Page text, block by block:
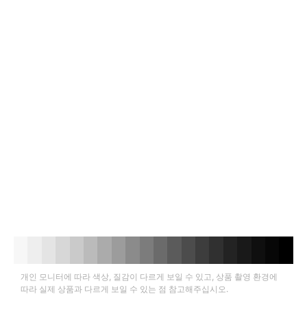
개인 모니터에 따라 색상, 질감이 다르게 보일 수 있고, 상품 촬영 환경에
따라 실제 상품과 다르게 보일 수 있는 점 참고해주십시오.